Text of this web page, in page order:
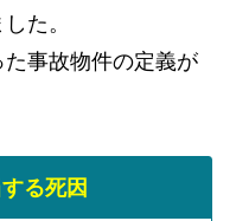
た。
事故物件の定義が
る死因